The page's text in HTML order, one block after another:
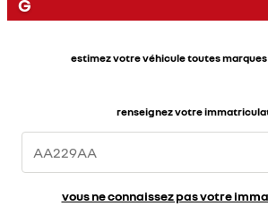
G
estimez votre véhicule toutes marques
renseignez votre
vous ne connaissez pas votre